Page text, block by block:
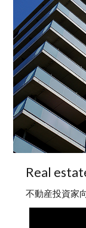
Real
不動産投資家